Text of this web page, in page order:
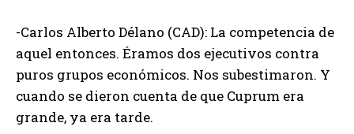
-Carlos Alberto Délano (CAD): La competencia de
aquel entonces. Éramos dos ejecutivos contra
puros grupos económicos. Nos subestimaron. Y
cuando se dieron cuenta de que Cuprum era
grande, ya era tarde.